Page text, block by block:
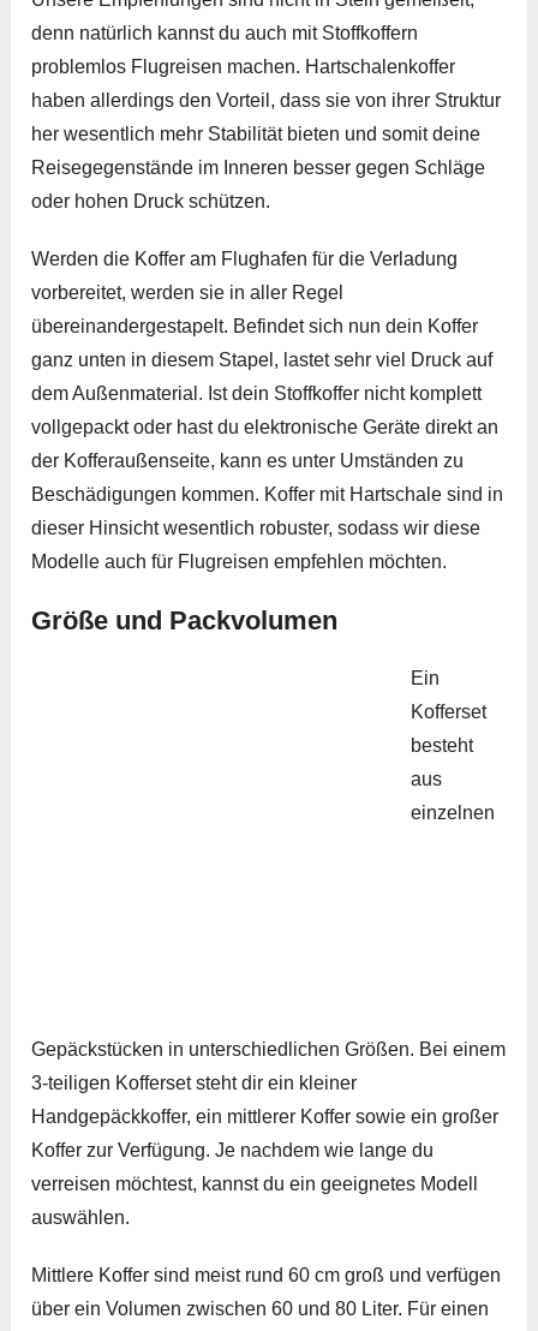
denn natürlich kannst du auch mit Stoffkoffern
problemlos Flugreisen machen. Hartschalenkoffer
haben allerdings den Vorteil, dass sie von ihrer Struktur
her wesentlich mehr Stabilität bieten und somit deine
Reisegegenstände im Inneren besser gegen Schläge
oder hohen Druck schützen.
Werden die Koffer am Flughafen für die Verladung
vorbereitet, werden sie in aller Regel
übereinandergestapelt. Befindet sich nun dein Koffer
ganz unten in diesem Stapel, lastet sehr viel Druck auf
dem Außenmaterial. Ist dein Stoffkoffer nicht komplett
vollgepackt oder hast du elektronische Geräte direkt an
der Kofferaußenseite, kann es unter Umständen zu
Beschädigungen kommen. Koffer mit Hartschale sind in
dieser Hinsicht wesentlich robuster, sodass wir diese
Modelle auch für Flugreisen empfehlen möchten.
Größe und Packvolumen
Ein
Kofferset
besteht
aus
einzelnen
Gepäckstücken in unterschiedlichen Größen. Bei einem
3-teiligen Kofferset steht dir ein kleiner
Handgepäckkoffer, ein mittlerer Koffer sowie ein großer
Koffer zur Verfügung. Je nachdem wie lange du
verreisen möchtest, kannst du ein geeignetes Modell
auswählen.
Mittlere Koffer sind meist rund 60 cm groß und verfügen
über ein Volumen zwischen 60 und 80 Liter. Für einen